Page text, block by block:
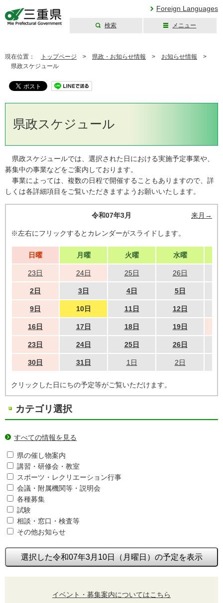
Foreign Languages
検索 メニュー
現在位置： トップページ > 県政・お知らせ情報 > お知らせ情報 >
県政スケジュール
県政スケジュール
県政スケジュールでは、選択された日における実施予定事業や、
募集中の事業などをご案内しております。
事業によっては、複数の日程で開催することもありますので、詳
しくは各詳細項目をご覧いただきますようお願いいたします。
令和07年3月 来月→
※左右にフリックするとカレンダーがスライドします。
日曜 月曜 火曜 水曜
23日 24日 25日 26日
2日 3日 4日 5日
9日 10日 11日 12日
16日 17日 18日 19日
23日 24日 25日 26日
30日 31日 1日 2日
クリックした日にちの予定等がご覧いただけます。
カテゴリ選択
すべての情報を見る
県の催し物案内
講習・研修会・教室
スポーツ・レクリエーション行事
会議・附属機関等・説明会
各種募集
試験
相談・窓口・検査等
その他お知らせ
選択した令和07年3月10日（月曜日）の予定を表示
イベント・募集案内についてはこちら